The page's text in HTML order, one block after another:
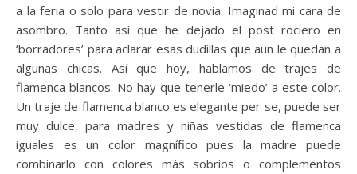
a la feria o solo para vestir de novia. Imaginad mi cara de
asombro. Tanto así que he dejado el post rociero en
‘borradores’ para aclarar esas dudillas que aun le quedan a
algunas chicas. Así que hoy, hablamos de trajes de
flamenca blancos. No hay que tenerle ‘miedo’ a este color.
Un traje de flamenca blanco es elegante per se, puede ser
muy dulce, para madres y niñas vestidas de flamenca
iguales es un color magnífico pues la madre puede
combinarlo con colores más sobrios o complementos